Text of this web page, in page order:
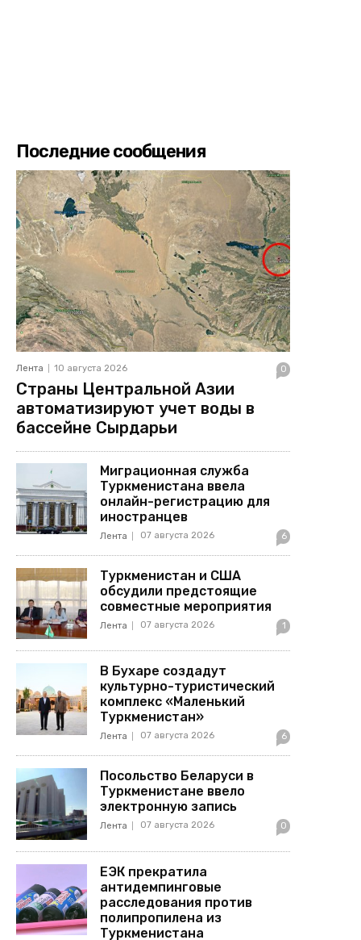
Последние сообщения
Лента 10 августа 2026 0
Страны Центральной Азии
автоматизируют учет воды в
бассейне Сырдарьи
Миграционная служба
Туркменистана ввела
онлайн-регистрацию для
иностранцев
Лента 07 августа 2026 6
Туркменистан и США
обсудили предстоящие
совместные мероприятия
Лента 07 августа 2026 1
В Бухаре создадут
культурно-туристический
комплекс «Маленький
Туркменистан»
Лента 07 августа 2026 6
Посольство Беларуси в
Туркменистане ввело
электронную запись
Лента 07 августа 2026 0
ЕЭК прекратила
антидемпинговые
расследования против
полипропилена из
Туркменистана